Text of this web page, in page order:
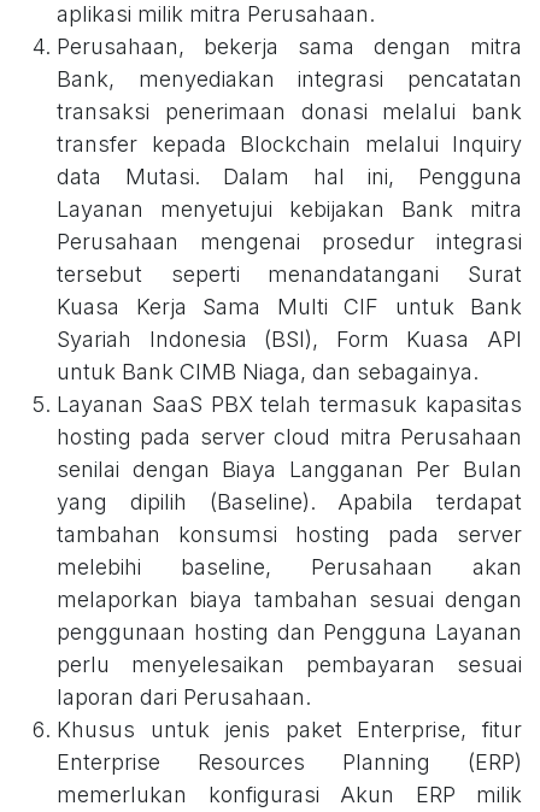
aplikasi milik mitra Perusahaan.
Perusahaan, bekerja sama dengan mitra
Bank, menyediakan integrasi pencatatan
transaksi penerimaan donasi melalui bank
transfer kepada Blockchain melalui Inquiry
data Mutasi. Dalam hal ini, Pengguna
Layanan menyetujui kebijakan Bank mitra
Perusahaan mengenai prosedur integrasi
tersebut seperti menandatangani Surat
Kuasa Kerja Sama Multi CIF untuk Bank
Syariah Indonesia (BSI), Form Kuasa API
untuk Bank CIMB Niaga, dan sebagainya.
Layanan SaaS PBX telah termasuk kapasitas
hosting pada server cloud mitra Perusahaan
senilai dengan Biaya Langganan Per Bulan
yang dipilih (Baseline). Apabila terdapat
tambahan konsumsi hosting pada server
melebihi baseline, Perusahaan akan
melaporkan biaya tambahan sesuai dengan
penggunaan hosting dan Pengguna Layanan
perlu menyelesaikan pembayaran sesuai
laporan dari Perusahaan.
Khusus untuk jenis paket Enterprise, fitur
Enterprise Resources Planning (ERP)
memerlukan konfigurasi Akun ERP milik